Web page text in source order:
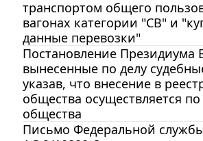
транспортом общего
вагонах категории "СВ" и
данные перевозки"
Постановление Президиума
вынесенные по делу
указав, что внесение в
общества осуществляется
общества
Письмо Федеральной